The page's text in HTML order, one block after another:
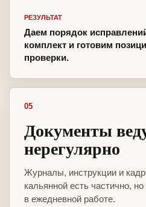
РЕЗУЛЬТАТ
Даем порядок
комплект и готовим
проверки.
05
Документы
нерегулярно
Журналы, инструкции и
кальянной есть частично,
в ежедневной работе.